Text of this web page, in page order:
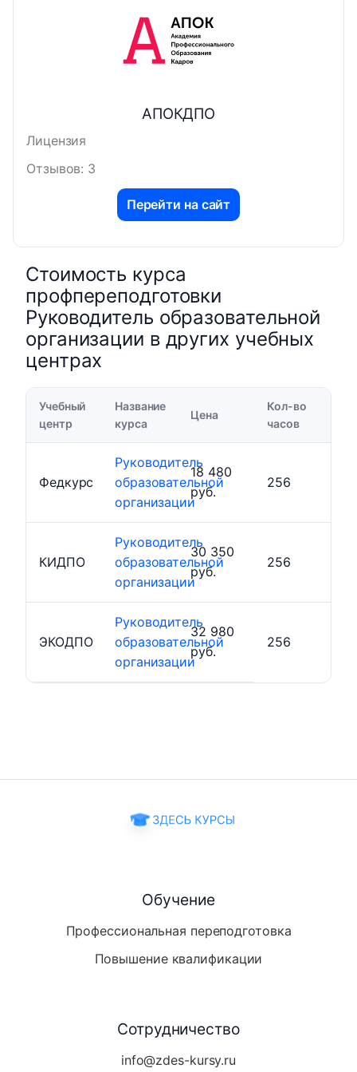
АПОКДПО
Лицензия
Отзывов: 3
Перейти на сайт
Стоимость курса
профпереподготовки
Руководитель образовательной
организации в других учебных
центрах
Учебный
центр
Название
курса
Цена
Кол-во
часов
Федкурс
Руководитель
образовательной
организации
18 480
руб.
256
КИДПО
Руководитель
образовательной
организации
30 350
руб.
256
ЭКОДПО
Руководитель
образовательной
организации
32 980
руб.
256
Обучение
Профессиональная переподготовка
Повышение квалификации
Сотрудничество
info@zdes-kursy.ru